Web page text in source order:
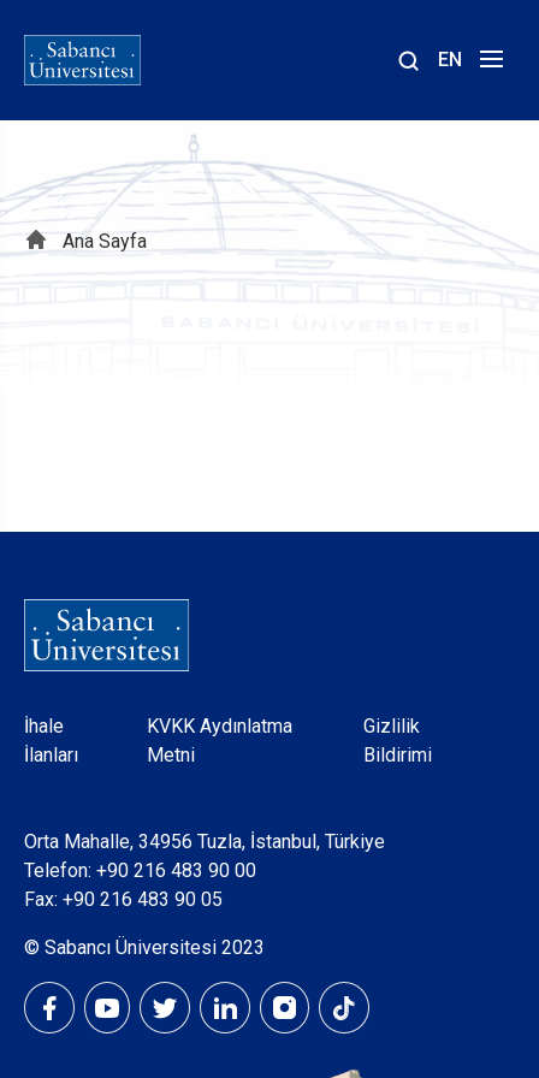
EN
Sayfa
Ana Sayfa
Dipnot
İhale
İlanları
KVKK Aydınlatma
Metni
Gizlilik
Bildirimi
Orta Mahalle, 34956 Tuzla, İstanbul, Türkiye
Telefon: +90 216 483 90 00
Fax: +90 216 483 90 05
© Sabancı Üniversitesi 2023